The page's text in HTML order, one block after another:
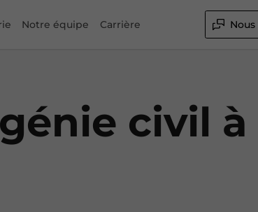
Notre équipe Carrière
civil à